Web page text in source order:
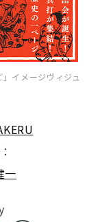
イメージヴィジュ
一